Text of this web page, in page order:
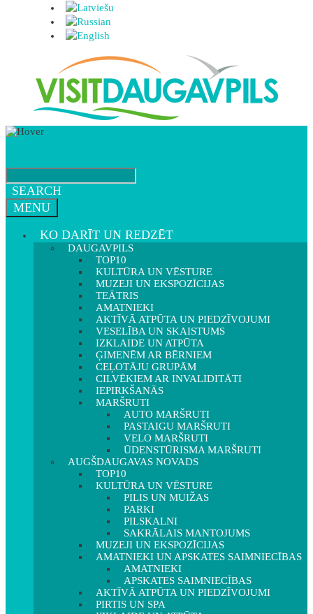
SEARCH
MENU
KO DARĪT UN REDZĒT
DAUGAVPILS
TOP10
KULTŪRA UN VĒSTURE
MUZEJI UN EKSPOZĪCIJAS
TEĀTRIS
AMATNIEKI
AKTĪVĀ ATPŪTA UN PIEDZĪVOJUMI
VESELĪBA UN SKAISTUMS
IZKLAIDE UN ATPŪTA
ĢIMENĒM AR BĒRNIEM
CEĻOTĀJU GRUPĀM
CILVĒKIEM AR INVALIDITĀTI
IEPIRKŠANĀS
MARŠRUTI
AUTO MARŠRUTI
PASTAIGU MARŠRUTI
VELO MARŠRUTI
ŪDENSTŪRISMA MARŠRUTI
AUGŠDAUGAVAS NOVADS
TOP10
KULTŪRA UN VĒSTURE
PILIS UN MUIŽAS
PARKI
PILSKALNI
SAKRĀLAIS MANTOJUMS
MUZEJI UN EKSPOZĪCIJAS
AMATNIEKI UN APSKATES SAIMNIECĪBAS
AMATNIEKI
APSKATES SAIMNIECĪBAS
AKTĪVĀ ATPŪTA UN PIEDZĪVOJUMI
PIRTIS UN SPA